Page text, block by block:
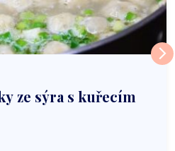
ze sýra s kuřecím